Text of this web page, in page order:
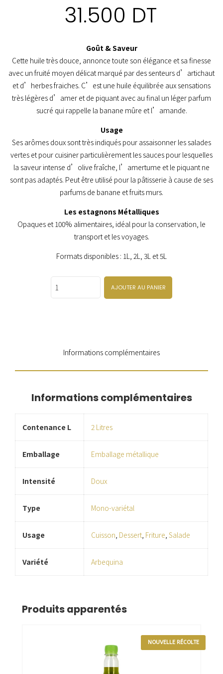
31.500 DT
Goût & Saveur
Cette huile très douce, annonce toute son élégance et sa finesse
avec un fruité moyen délicat marqué par des senteurs d’artichaut
et d’herbes fraiches. C’est une huile équilibrée aux sensations
très légères d’amer et de piquant avec au final un léger parfum
sucré qui rappelle la banane mûre et l’amande.
Usage
Ses arômes doux sont très indiqués pour assaisonner les salades
vertes et pour cuisiner particulièrement les sauces pour lesquelles
la saveur intense d’olive fraîche, l’amertume et le piquant ne
sont pas adaptés. Peut être utilisé pour la pâtisserie à cause de ses
parfums de banane et fruits murs.
Les estagnons Métalliques
Opaques et 100% alimentaires, idéal pour la conservation, le
transport et les voyages.
Formats disponibles : 1L, 2L, 3L et 5L
AJOUTER AU PANIER
Informations complémentaires
Informations complémentaires
Contenance L 2 Litres
Emballage Emballage métallique
Intensité Doux
Type Mono-variétal
Usage Cuisson Dessert Friture Salade
Variété Arbequina
Produits apparentés
NOUVELLE RÉCOLTE